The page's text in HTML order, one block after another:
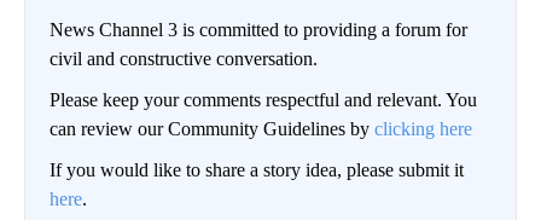
News Channel 3 is committed to providing a forum for
civil and constructive conversation.
Please keep your comments respectful and relevant. You
can review our Community Guidelines by clicking here
If you would like to share a story idea, please submit it
here.